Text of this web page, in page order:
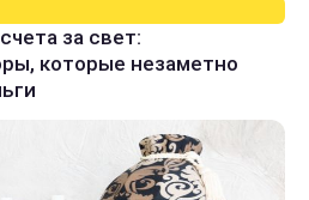
за свет:
которые незаметно